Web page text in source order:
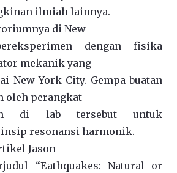
ilmiah lainnya.
di New
dengan fisika
mekanik yang
New York City. Gempa buatan
oleh perangkat
di lab tersebut untuk
resonansi harmonik.
Jason
“Eathquakes: Natural or